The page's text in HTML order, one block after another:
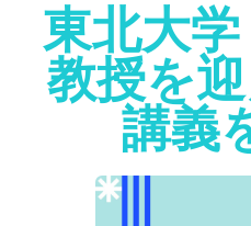
東北大
教授を
講義